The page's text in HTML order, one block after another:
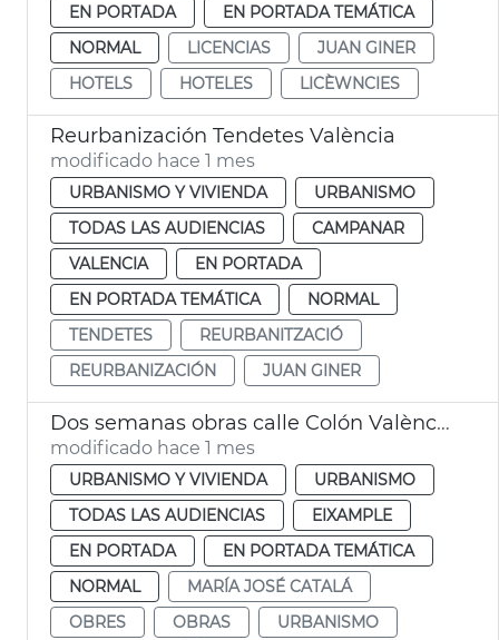
EN PORTADA
EN PORTADA TEMÁTICA
NORMAL
LICENCIAS
JUAN GINER
HOTELS
HOTELES LICÈWNCIES
Reurbanización Tendetes València
modificado hace 1 mes
URBANISMO Y VIVIENDA
URBANISMO
TODAS LAS AUDIENCIAS
CAMPANAR
VALENCIA
EN PORTADA
EN PORTADA TEMÁTICA
NORMAL
TENDETES
REURBANITZACIÓ
REURBANIZACIÓN
JUAN GINER
Dos semanas obras calle Colón València
modificado hace 1 mes
URBANISMO Y VIVIENDA
URBANISMO
TODAS LAS AUDIENCIAS
EIXAMPLE
EN PORTADA
EN PORTADA TEMÁTICA
NORMAL
MARÍA JOSÉ CATALÁ
OBRES
OBRAS
URBANISMO